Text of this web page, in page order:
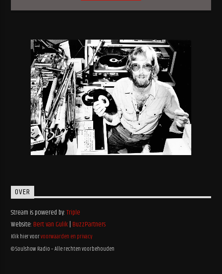
OVER
Stream is powered by:Triple
Website: Bert van Gulik| BuzzPartners
Klik hier voorvoorwaarden en privacy
© Soulshow Radio – Alle rechten voorbehouden